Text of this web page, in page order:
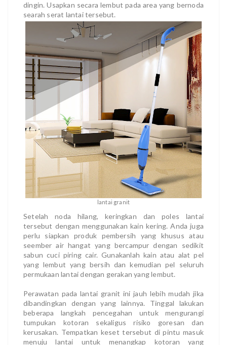
dingin. Usapkan secara lembut pada area yang bernoda
searah serat lantai tersebut.
lantai granit
Setelah noda hilang, keringkan dan poles lantai
tersebut dengan menggunakan kain kering. Anda juga
perlu siapkan produk pembersih yang khusus atau
seember air hangat yang bercampur dengan sedikit
sabun cuci piring cair. Gunakanlah kain atau alat pel
yang lembut yang bersih dan kemudian pel seluruh
permukaan lantai dengan gerakan yang lembut.
Perawatan pada lantai granit ini jauh lebih mudah jika
dibandingkan dengan yang lainnya. Tinggal lakukan
beberapa langkah pencegahan untuk mengurangi
tumpukan kotoran sekaligus risiko goresan dan
kerusakan. Tempatkan keset tersebut di pintu masuk
menuju lantai untuk menangkap kotoran yang